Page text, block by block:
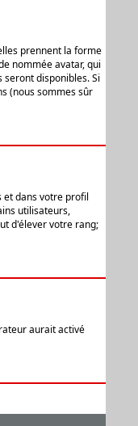
prennent la forme
nommée avatar, qui
disponibles. Si
(nous sommes sûr
et dans votre profil
utilisateurs,
d'élever votre rang;
aurait activé